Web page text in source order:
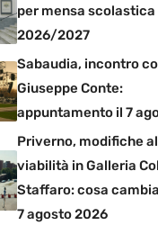
per mensa scolastica
2026/2027
Sabaudia, incontro
Giuseppe Conte:
appuntamento il 7
Priverno, modifiche
viabilità in Galleria
Staffaro: cosa
7 agosto 2026